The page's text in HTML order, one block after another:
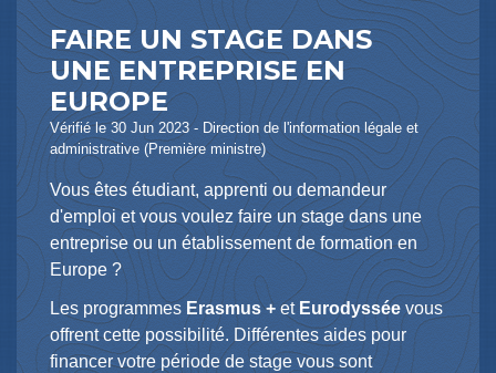
FAIRE UN STAGE DANS
UNE ENTREPRISE EN
EUROPE
Vérifié le 30 Jun 2023 - Direction de l'information légale et
administrative (Première ministre)
Vous êtes étudiant, apprenti ou demandeur
d'emploi et vous voulez faire un stage dans une
entreprise ou un établissement de formation en
Europe ?
Les programmes Erasmus + et Eurodyssée vous
offrent cette possibilité. Différentes aides pour
financer votre période de stage vous sont